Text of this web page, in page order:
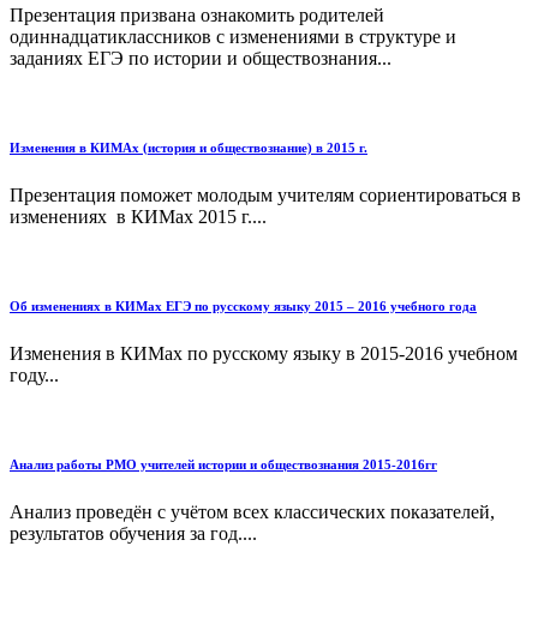
Презентация призвана ознакомить родителей
одиннадцатиклассников с изменениями в структуре и
заданиях ЕГЭ по истории и обществознания...
Изменения в КИМАх (история и обществознание) в 2015 г.
Презентация поможет молодым учителям сориентироваться в
изменениях в КИМах 2015 г....
Об изменениях в КИМах ЕГЭ по русскому языку 2015 – 2016 учебного года
Изменения в КИМах по русскому языку в 2015-2016 учебном
году...
Анализ работы РМО учителей истории и обществознания 2015-2016гг
Анализ проведён с учётом всех классических показателей,
результатов обучения за год....